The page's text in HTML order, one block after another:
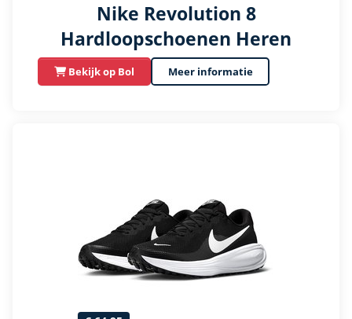
Nike Revolution 8
Hardloopschoenen Heren
Bekijk op Bol Meer informatie